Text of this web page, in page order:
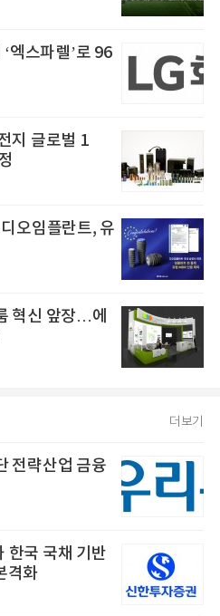
엑스파렐’로 96
지 글로벌 1
오임플란트, 유
혁신 앞장…에
더보기
전략산업 금융
한국 국채 기반
격화